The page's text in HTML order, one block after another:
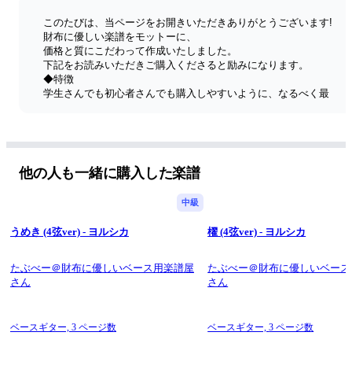
このたびは、当ページをお開きいただきありがとうございます!
財布に優しい楽譜をモットーに、
価格と質にこだわって作成いたしました。
下記をお読みいただきご購入くださると励みになります。
◆特徴
学生さんでも初心者さんでも購入しやすいように、なるべく最
楽曲のタイトルに4弦ベース用か5弦ベース用かを明示しており
ます。
◆楽譜のポイント
五線譜とTAB譜面の2段譜です。
TABの数字を見やすくする為に大きくして、
非常に読みやすいレイアウトを意識しています。 運指は人それ
変化しますので表記数字を各自ご研究ください。
Thank you for visiting this page!
他の人も一緒に購入した楽譜
中級
うめき (4弦ver) - ヨルシカ
たぶべー＠財布に優しいベース用楽譜屋
さん
ベースギター, 3 ページ数
櫂 (4弦ver) - ヨルシカ
たぶべー＠財布に優しいベー
さん
ベースギター,3 ページ数